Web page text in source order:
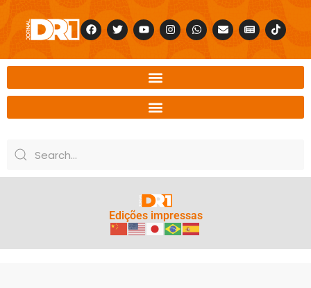
Edições impressas